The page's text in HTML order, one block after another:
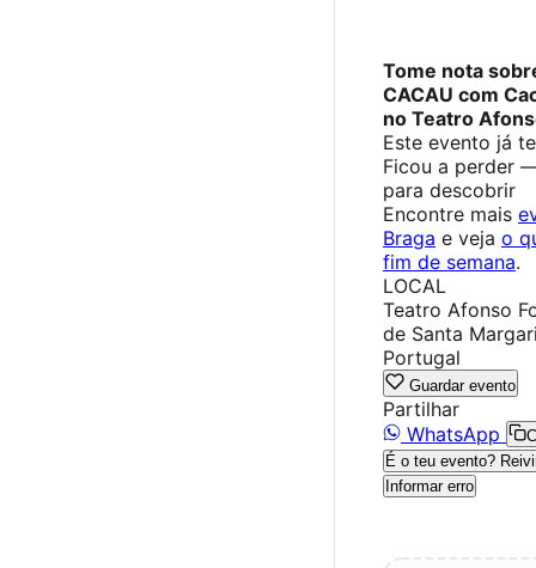
Tome nota
CACAU com
no Teatro
Este evento já
Ficou a perder
para descobrir
Encontre mais
Braga e veja o
fim de semana.
LOCAL
Teatro Afonso
de Santa
Portugal
Guardar evento
Partilhar
WhatsApp
É o teu evento?
Informar erro